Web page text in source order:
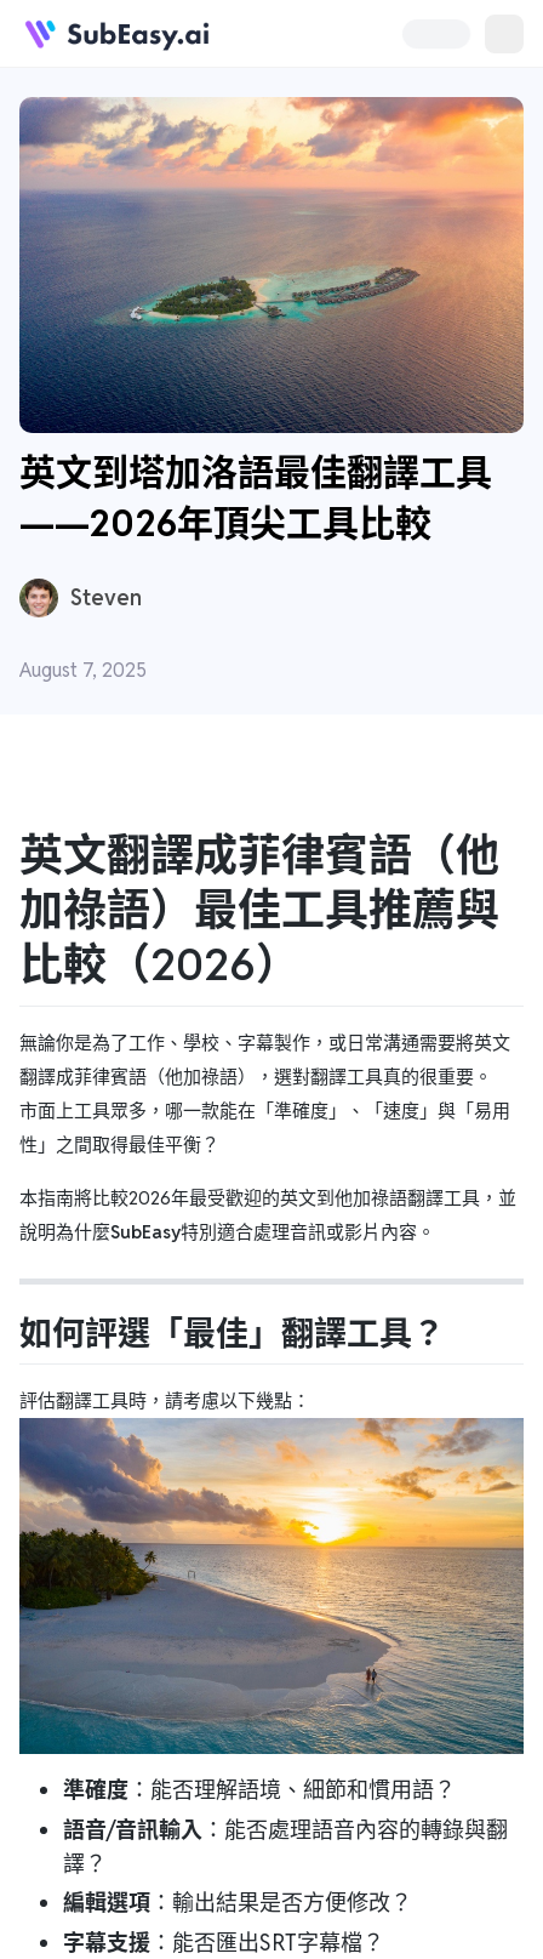
英文到塔加洛語最佳翻譯工具
——2026年頂尖工具比較
Steven
August 7, 2025
英文翻譯成菲律賓語（他
加祿語）最佳工具推薦與
比較（2026）
無論你是為了工作、學校、字幕製作，或日常溝通需要將英文
翻譯成菲律賓語（他加祿語），選對翻譯工具真的很重要。
市面上工具眾多，哪一款能在「準確度」、「速度」與「易用
性」之間取得最佳平衡？
本指南將比較2026年最受歡迎的英文到他加祿語翻譯工具，並
說明為什麼SubEasy特別適合處理音訊或影片內容。
如何評選「最佳」翻譯工具？
評估翻譯工具時，請考慮以下幾點：
準確度 ：能否理解語境、細節和慣用語？
語音/音訊輸入 ：能否處理語音內容的轉錄與翻
譯？
編輯選項 ：輸出結果是否方便修改？
字幕支援 ：能否匯出SRT字幕檔？